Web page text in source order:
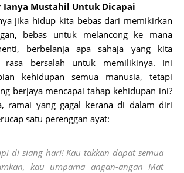
Ianya Mustahil Untuk Dicapai
jika hidup kita bebas dari memikirkan
bebas untuk melancong ke mana
berbelanja apa sahaja yang kita
rasa bersalah untuk memilikinya. Ini
kehidupan semua manusia, tetapi
berjaya mencapai tahap kehidupan ini?
ramai yang gagal kerana di dalam diri
satu perenggan ayat:
di siang hari! Kau takkan dapat semua
kau umpama angan-angan Mat